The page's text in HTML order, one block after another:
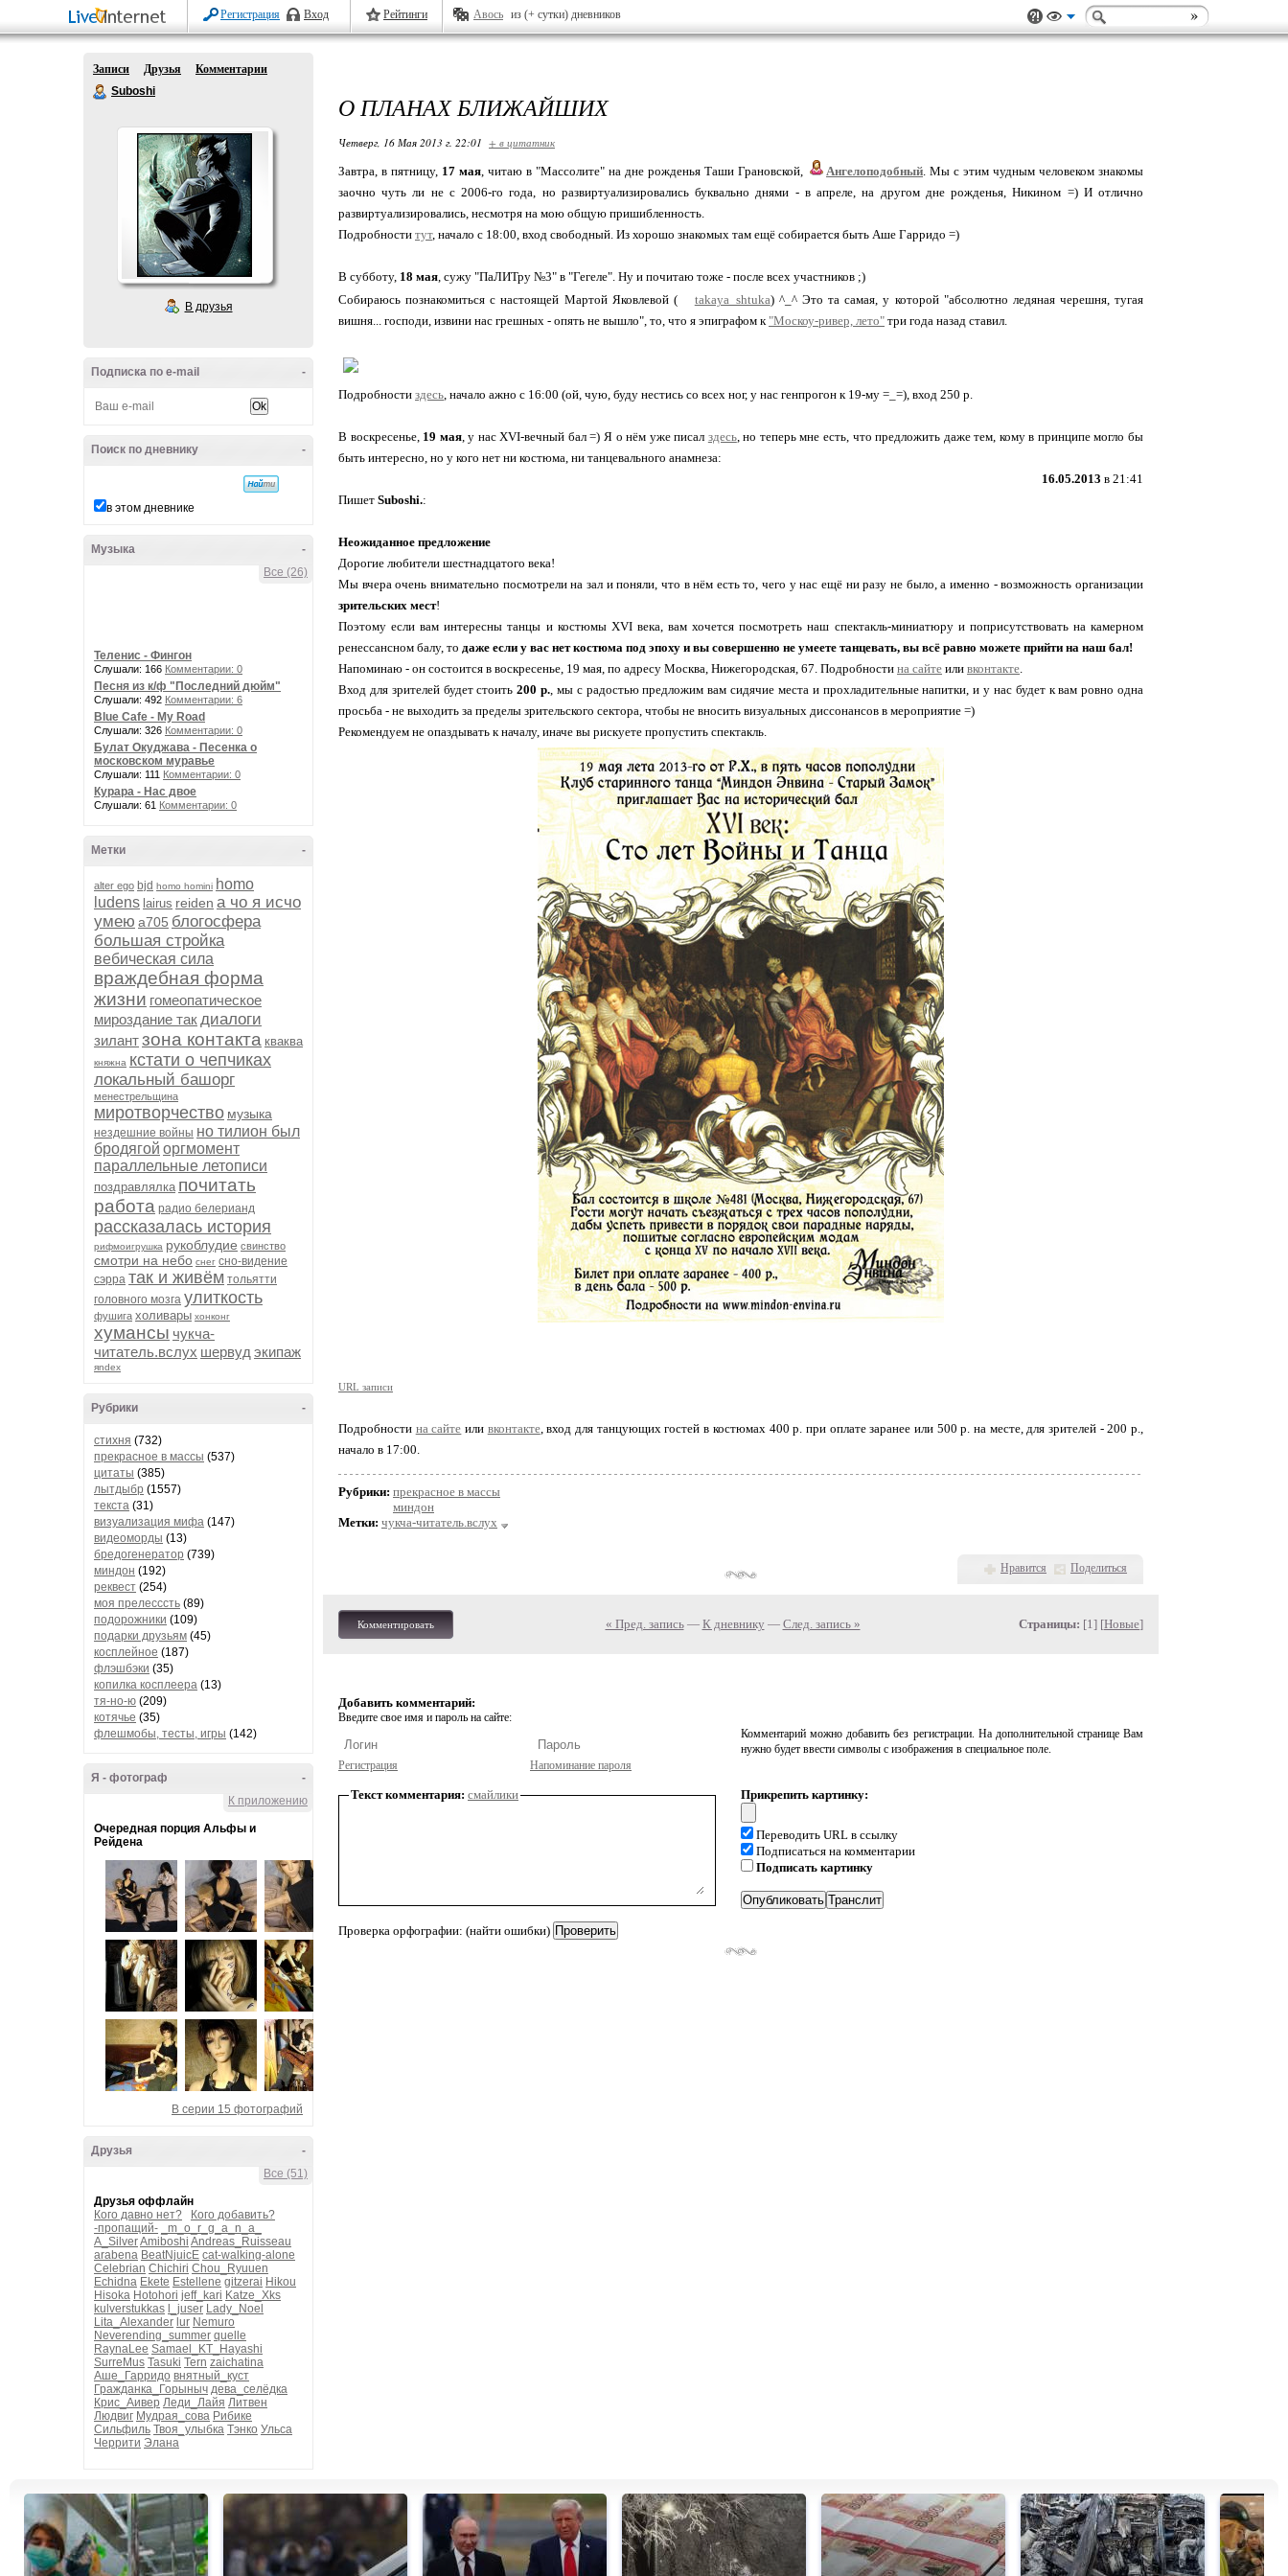
Регистрация Вход Рейтинги Авось из (+ сутки) дневников
Записи Друзья
Комментарии
Suboshi
В друзья
-
Подписка по e-mail
-
Поиск по дневнику
в этом дневнике
-
Музыка
Все (26)
Теленис - Фингон
Слушали: 166 Комментарии: 0
Песня из к/ф "Последний дюйм"
Слушали: 492 Комментарии: 6
Blue Cafe - My Road
Слушали: 326 Комментарии: 0
Булат Окуджава - Песенка о
московском муравье
Слушали: 111 Комментарии: 0
Курара - Нас двое
Слушали: 61 Комментарии: 0
-
Метки
alter ego bjd homo homini homo
ludens lairus reiden а чо я исчо
умею а705 блогосфера
большая стройка
вебическая сила
враждебная форма
жизни гомеопатическое
мироздание такдиалоги
зилантзона контакта кваква
княжна кстати о чепчиках
локальный башорг
менестрельщина
миротворчество музыка
нездешние войны но тилион был
бродягой оргмомент
параллельные летописи
поздравлялка почитать
работа радио белерианд
рассказалась история
рифмоигрушка рукоблудие свинство
смотри на небо снег сно-видение
сэрра так и живём тольятти
головного мозга улиткость
фушига холивары хонконг
хумансы чукча-
читатель.вслух шервуд экипаж
яndex
-
Рубрики
стихня (732)
прекрасное в массы (537)
цитаты (385)
лытдыбр (1557)
текста (31)
визуализация мифа (147)
видеоморды (13)
бредогенератор (739)
миндон (192)
реквест (254)
моя прелесссть (89)
подорожники (109)
подарки друзьям (45)
косплейное (187)
флэшбэки (35)
копилка косплеера (13)
тя-но-ю (209)
котячье (35)
флешмобы, тесты, игры (142)
-
Я - фотограф
К приложению
Очередная порция Альфы и
Рейдена
В серии 15 фотографий
-
Друзья
Все (51)
Друзья оффлайн
Кого давно нет?
Кого добавить?
-пропащий-
_m_o_r_g_a_n_a_
A_SilverAmiboshi Andreas_Ruisseau
arabena BeatNjuicE cat-walking-alone
Celebrian Chichiri Chou_Ryuuen
Echidna Ekete Estellene gitzerai Hikou
Hisoka Hotohori jeff_kari Katze_Xks
kulverstukkas
l_juser Lady_Noel
Lita_Alexander lur Nemuro
Neverending_summer quelle
RaynaLee Samael_KT_Hayashi
SurreMus Tasuki Tern zaichatina
Аше_Гарридо внятный_куст
Гражданка_Горыныч дева_селёдка
Крис_Аивер Леди_Лайя Литвен
Людвиг Мудрая_сова Рибике
Сильфиль Твоя_улыбка Тэнко Ульса
Черрити Элана
О ПЛАНАХ БЛИЖАЙШИХ
Четверг, 16 Мая 2013 г. 22:01 + в цитатник
Завтра, в пятницу, 17 мая, читаю в "Массолите" на дне рожденья Таши Грановской, Ангелоподобный. Мы с этим чудным человеком знакомы
заочно чуть ли не с 2006-го года, но развиртуализировались буквально днями - в апреле, на другом дне рожденья, Никином =) И отлично
развиртуализировались, несмотря на мою общую пришибленность.
Подробности тут, начало с 18:00, вход свободный. Из хорошо знакомых там ещё собирается быть Аше Гарридо =)
В субботу, 18 мая, сужу "ПаЛИТру №3" в "Гегеле". Ну и почитаю тоже - после всех участников ;)
Собираюсь познакомиться с настоящей Мартой Яковлевой (
takaya_shtuka) ^_^ Это та самая, у которой "абсолютно ледяная черешня, тугая
вишня... господи, извини нас грешных - опять не вышло", то, что я эпиграфом к "Москоу-ривер, лето" три года назад ставил.
Подробности здесь, начало ажно с 16:00 (ой, чую, буду нестись со всех ног, у нас генпрогон к 19-му =_=), вход 250 р.
В воскресенье, 19 мая, у нас XVI-вечный бал =) Я о нём уже писал здесь, но теперь мне есть, что предложить даже тем, кому в принципе могло бы
быть интересно, но у кого нет ни костюма, ни танцевального анамнеза:
16.05.2013 в 21:41
Пишет Suboshi.:
Неожиданное предложение
Дорогие любители шестнадцатого века!
Мы вчера очень внимательно посмотрели на зал и поняли, что в нём есть то, чего у нас ещё ни разу не было, а именно - возможность организации
зрительских мест!
Поэтому если вам интересны танцы и костюмы XVI века, вам хочется посмотреть наш спектакль-миниатюру и поприсутствовать на камерном
ренессансном балу, то даже если у вас нет костюма под эпоху и вы совершенно не умеете танцевать, вы всё равно можете прийти на наш бал!
Напоминаю - он состоится в воскресенье, 19 мая, по адресу Москва, Нижегородская, 67. Подробности на сайте или вконтакте.
Вход для зрителей будет стоить200 р., мы с радостью предложим вам сидячие места и прохладительные напитки, и у нас будет к вам ровно одна
просьба - не выходить за пределы зрительского сектора, чтобы не вносить визуальных диссонансов в мероприятие =)
Рекомендуем не опаздывать к началу, иначе вы рискуете пропустить спектакль.
URL записи
Подробности на сайте или вконтакте, вход для танцующих гостей в костюмах 400 р. при оплате заранее или 500 р. на месте, для зрителей - 200 р.,
начало в 17:00.
Рубрики: прекрасное в массы
миндон
Метки: чукча-читатель.вслух
Нравится Поделиться
Комментировать « Пред. запись— К дневнику — След. запись » Страницы: [1] [Новые]
Добавить комментарий:
Введите свое имя и пароль на сайте:
Регистрация Напоминание пароля
Комментарий можно добавить без регистрации. На дополнительной странице Вам
нужно будет ввести символы с изображения в специальное поле.
Текст комментария: смайлики
Проверка орфографии: (найти ошибки)
Прикрепить картинку:
Переводить URL в ссылку
Подписаться на комментарии
Подписать картинку